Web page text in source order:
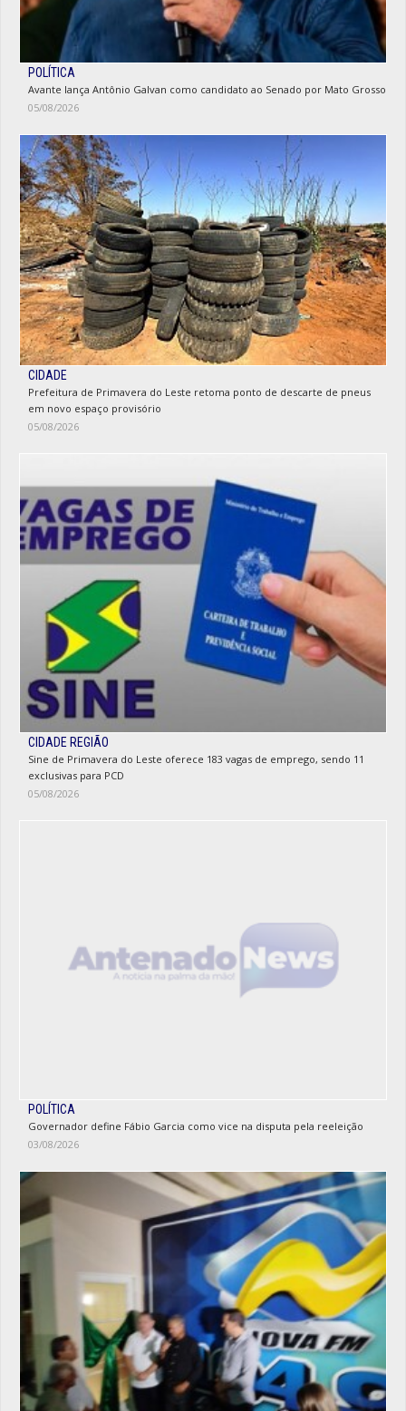
POLÍTICA
Avante lança Antônio Galvan como candidato ao Senado por Mato Grosso
05/08/2026
CIDADE
Prefeitura de Primavera do Leste retoma ponto de descarte de pneus
em novo espaço provisório
05/08/2026
CIDADE REGIÃO
Sine de Primavera do Leste oferece 183 vagas de emprego, sendo 11
exclusivas para PCD
05/08/2026
POLÍTICA
Governador define Fábio Garcia como vice na disputa pela reeleição
03/08/2026